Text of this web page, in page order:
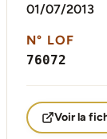
01/07/2013
N° LOF
76072
Voir la